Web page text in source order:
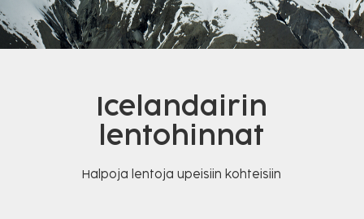
Icelandairin
lentohinnat
Halpoja lentoja upeisiin kohteisiin